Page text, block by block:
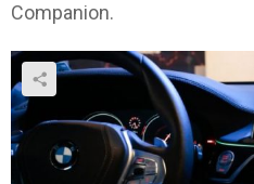
Companion.